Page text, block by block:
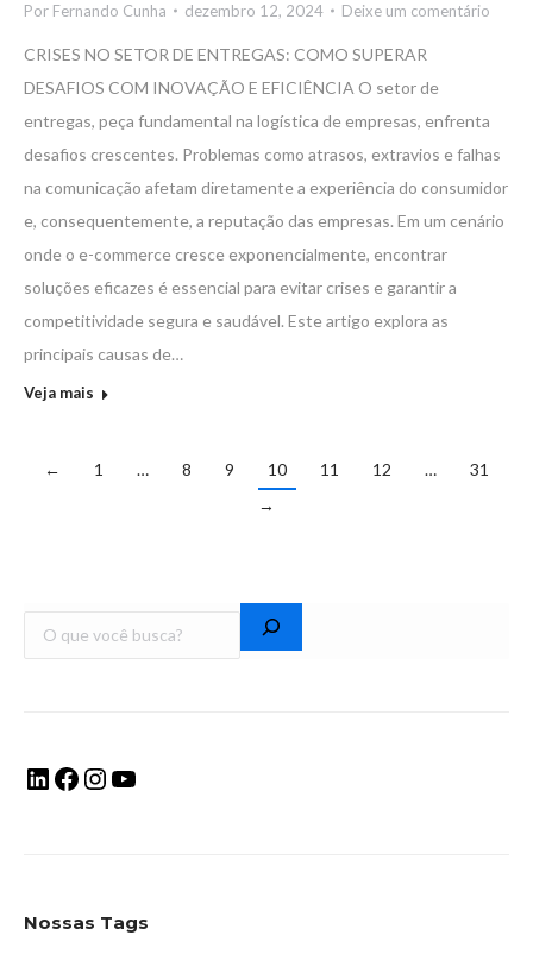
Por Fernando Cunha dezembro 12, 2024 Deixe um comentário
CRISES NO SETOR DE ENTREGAS: COMO SUPERAR
DESAFIOS COM INOVAÇÃO E EFICIÊNCIA O setor de
entregas, peça fundamental na logística de empresas, enfrenta
desafios crescentes. Problemas como atrasos, extravios e falhas
na comunicação afetam diretamente a experiência do consumidor
e, consequentemente, a reputação das empresas. Em um cenário
onde o e-commerce cresce exponencialmente, encontrar
soluções eficazes é essencial para evitar crises e garantir a
competitividade segura e saudável. Este artigo explora as
principais causas de…
Veja mais
← 1 … 8 9 10 11 12 …
31
→
Nossas Tags